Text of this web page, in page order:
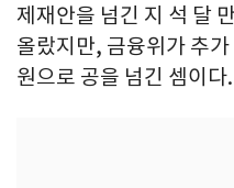
제재안을 넘긴 지 석 달
올랐지만, 금융위가 추
원으로 공을 넘긴 셈이다.